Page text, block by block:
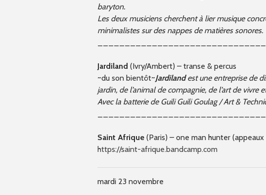
baryton.
Les deux musiciens cherchent à lier musique
minimalistes sur des nappes de matières sonores.
Jardiland (Ivry/Ambert) – transe & percus
~du son bientôt~Jardilandest une entreprise de
jardin, de l’animal de compagnie, de l’art de vivre
Avec la batterie de Guili Guili Goulag / Art &
Saint Afrique (Paris) – one man hunter
https://saint-afrique.bandcamp.com
mardi 23 novembre